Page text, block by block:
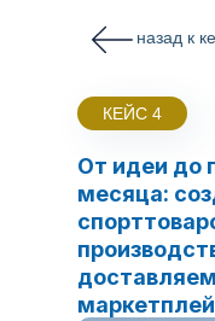
назад к
От идеи до
месяца:
КЕЙС 4